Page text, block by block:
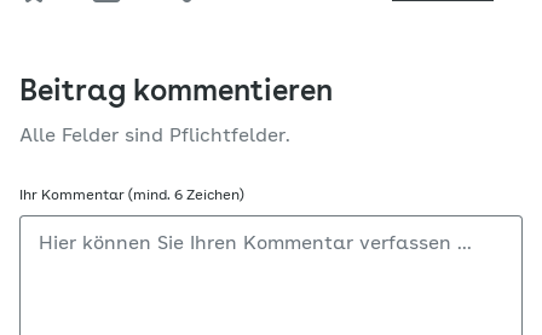
Beitrag kommentieren
Alle Felder sind Pflichtfelder.
Ihr Kommentar (mind. 6 Zeichen)